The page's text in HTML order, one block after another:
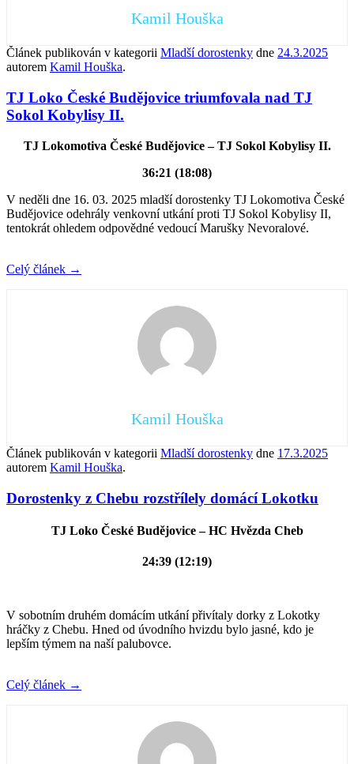
Kamil Houška
Článek publikován v kategorii Mladší dorostenky dne 24.3.2025
autorem Kamil Houška.
TJ Loko České Budějovice triumfovala nad TJ
Sokol Kobylisy II.
TJ Lokomotiva České Budějovice – TJ Sokol Kobylisy II.
36:21 (18:08)
V neděli dne 16. 03. 2025 mladší dorostenky TJ Lokomotiva České
Budějovice odehrály venkovní utkání proti TJ Sokol Kobylisy II,
tentokrát ohledem odpovědné vedoucí Marušky Nevoralové.
Celý článek →
Kamil Houška
Článek publikován v kategorii Mladší dorostenky dne 17.3.2025
autorem Kamil Houška.
Dorostenky z Chebu rozstřílely domácí Lokotku
TJ Loko České Budějovice – HC Hvězda Cheb
24:39 (12:19)
V sobotním druhém domácím utkání přivítaly dorky z Lokotky
hráčky z Chebu. Hned od úvodního hvizdu bylo jasné, kdo je
lepším týmem na naší palubovce.
Celý článek →